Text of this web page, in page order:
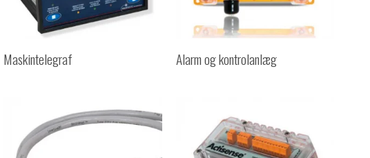
Maskintelegraf Alarm og kontrolanlæg